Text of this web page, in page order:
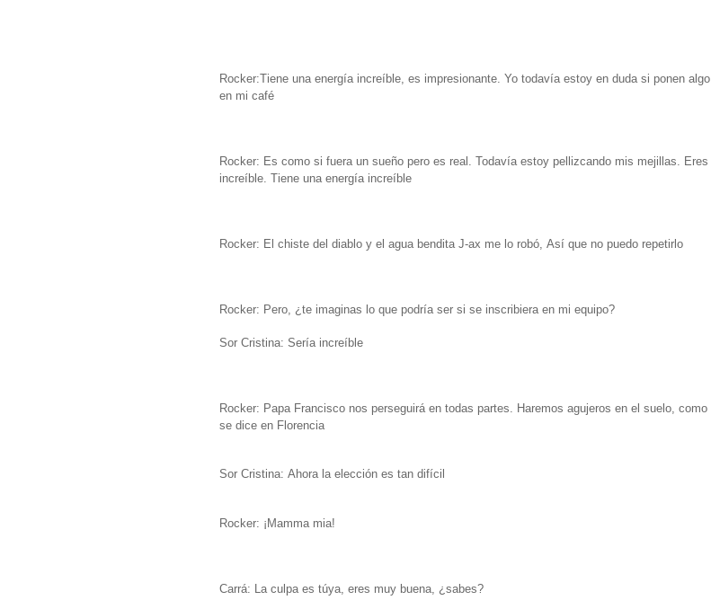
Rocker:Tiene una energía increíble, es impresionante. Yo todavía estoy en duda si ponen algo
en mi café
Rocker: Es como si fuera un sueño pero es real. Todavíaestoy pellizcando mis mejillas. Eres
increíble. Tiene una energía increíble
Rocker: El chiste del diablo y el agua bendita J-ax me lo robó, Así que no puedo repetirlo
Rocker: Pero, ¿te imaginas lo que podría ser si se inscribiera en mi equipo?
Sor Cristina: Sería increíble
Rocker: Papa Francisco nos perseguirá en todas partes. Haremos agujeros en el suelo, como
se dice en Florencia
Sor Cristina: Ahora la elección es tan difícil
Rocker: ¡Mamma mia!
Carrá: La culpa es túya, eres muy buena, ¿sabes?